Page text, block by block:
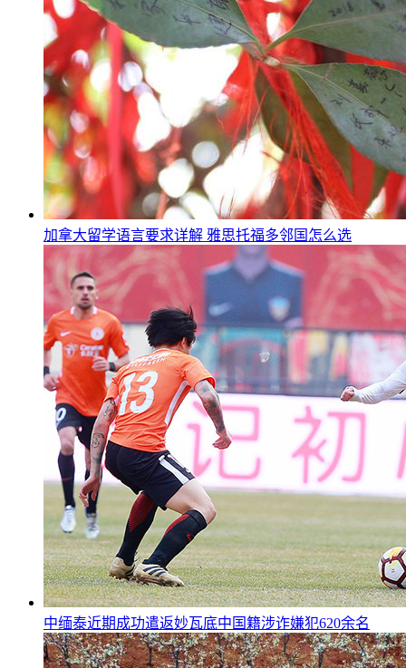
加拿大留学语言要求详解 雅思托福多邻国怎么选
中缅泰近期成功遣返妙瓦底中国籍涉诈嫌犯620余名